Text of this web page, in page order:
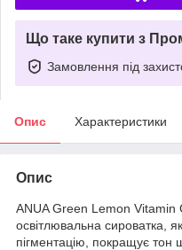
Що таке купити з
Замовлення під
Опис Характеристики
Опис
ANUA Green Lemon
освітлювальна сироватка,
пігментацію, покращує тон